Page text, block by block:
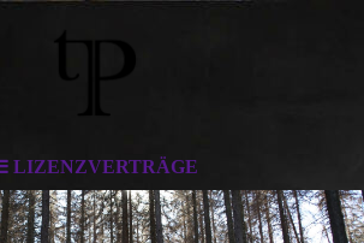
LIZENZVERTRÄGE